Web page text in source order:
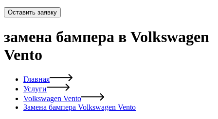
Оставить заявку
замена бампера в Volkswagen
Vento
Главная
Услуги
Volkswagen Vento
Замена бампера Volkswagen Vento